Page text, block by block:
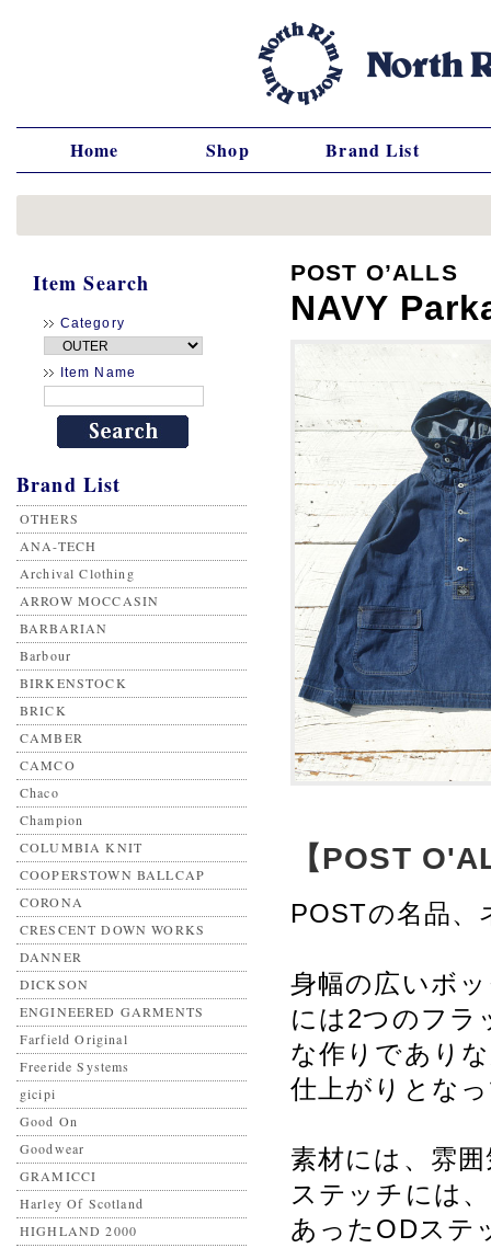
Home Shop Brand List
Item Search
Category
Item Name
Brand List
OTHERS
ANA-TECH
Archival Clothing
ARROW MOCCASIN
BARBARIAN
Barbour
BIRKENSTOCK
BRICK
CAMBER
CAMCO
Chaco
Champion
COLUMBIA KNIT
COOPERSTOWN BALLCAP
CORONA
CRESCENT DOWN WORKS
DANNER
DICKSON
ENGINEERED GARMENTS
Farfield Original
Freeride Systems
gicipi
Good On
Goodwear
GRAMICCI
Harley Of Scotland
HIGHLAND 2000
POST O’ALLS
NAVY
【POST
POSTの名品、
身幅の広いボ
には2つのフラ
な作りであり
仕上がりとな
素材には、雰
ステッチには
あったODステ